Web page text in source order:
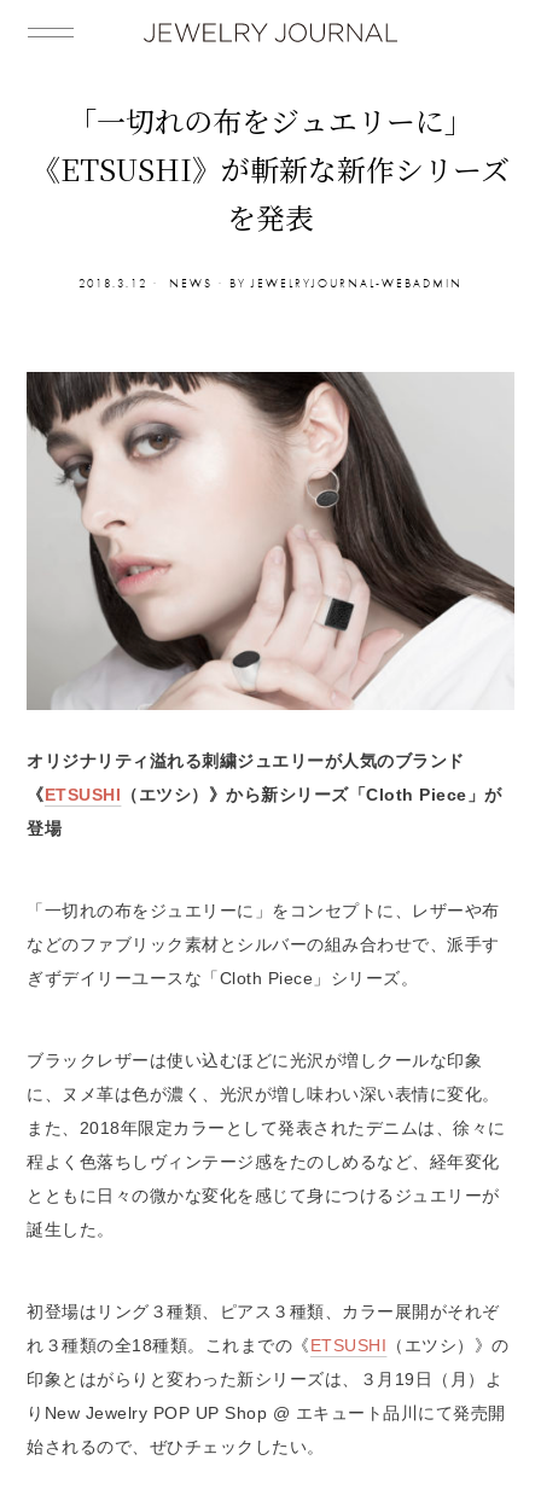
「一切れの布をジュエリーに」
《ETSUSHI》が斬新な新作シリーズ
を発表
2018.3.12 NEWS BY JEWELRYJOURNAL-WEBADMIN
オリジナリティ溢れる刺繍ジュエリーが人気のブランド
《ETSUSHI （エツシ）》から新シリーズ「Cloth Piece」が
登場
「一切れの布をジュエリーに」をコンセプトに、レザーや布
などのファブリック素材とシルバーの組み合わせで、派手す
ぎずデイリーユースな「Cloth Piece」シリーズ。
ブラックレザーは使い込むほどに光沢が増しクールな印象
に、ヌメ革は色が濃く、光沢が増し味わい深い表情に変化。
また、2018年限定カラーとして発表されたデニムは、徐々に
程よく色落ちしヴィンテージ感をたのしめるなど、経年変化
とともに日々の微かな変化を感じて身につけるジュエリーが
誕生した。
初登場はリング３種類、ピアス３種類、カラー展開がそれぞ
れ３種類の全18種類。これまでの《ETSUSHI （エツシ）》の
印象とはがらりと変わった新シリーズは、３月19日（月）よ
りNew Jewelry POP UP Shop @ エキュート品川にて発売開
始されるので、ぜひチェックしたい。